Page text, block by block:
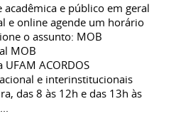
e público em geral
e online agende um horário
o assunto: MOB
MOB
ACORDOS
e interinstitucionais
das 8 às 12h e das 13h às